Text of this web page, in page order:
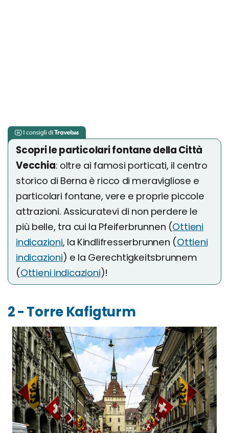
Scopri le particolari fontane della Città
Vecchia: oltre ai famosi porticati, il centro
storico di Berna è ricco di meravigliose e
particolari fontane, vere e proprie piccole
attrazioni. Assicuratevi di non perdere le
più belle, tra cui la Pfeiferbrunnen (Ottieni
indicazioni, la Kindlifresserbrunnen (Ottieni
indicazioni) e la Gerechtigkeitsbrunnem
(Ottieni indicazioni)!
2 - Torre Kafigturm